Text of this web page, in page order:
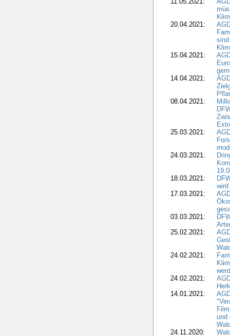
20.04.2021:
15.04.2021:
14.04.2021:
08.04.2021:
25.03.2021:
24.03.2021:
18.03.2021:
17.03.2021:
03.03.2021:
25.02.2021:
24.02.2021:
24.02.2021:
14.01.2021:
und
24.11.2020: